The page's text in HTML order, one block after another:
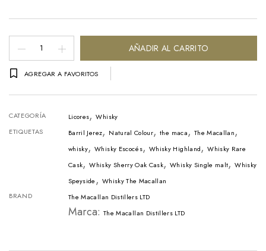
Whisky
The
Macallan
Rare
Cask
Botella
AÑADIR AL CARRITO
AGREGAR A FAVORITOS
CATEGORÍA Licores,Whisky
ETIQUETAS
Barril Jerez, Natural Colour,the maca, The Macallan,
whisky,Whisky Escocés,Whisky Highland,Whisky Rare
Cask,Whisky Sherry Oak Cask,Whisky Single malt,Whisky
Speyside, Whisky The Macallan
BRAND
The Macallan Distillers LTD
Marca: The Macallan Distillers LTD